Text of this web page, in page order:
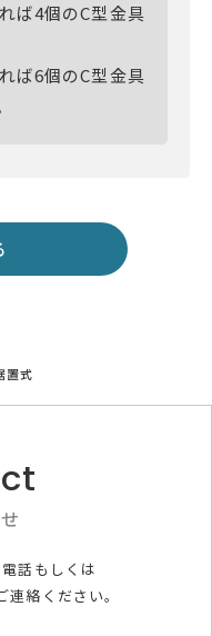
ば4個のC型金具
ば6個のC型金具
置式
話もしくは
絡ください。